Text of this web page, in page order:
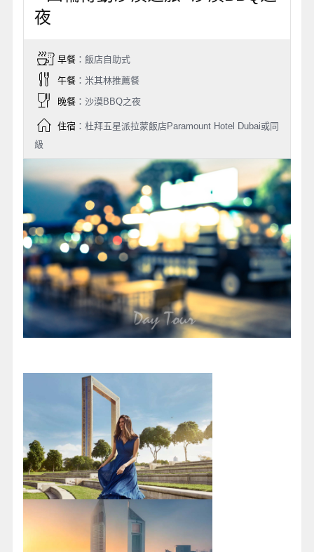
夜
早餐：飯店自助式
午餐：米其林推薦餐
晚餐：沙漠BBQ之夜
住宿：杜拜五星派拉蒙飯店Paramount Hotel Dubai或同
級